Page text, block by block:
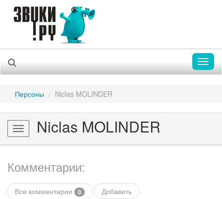
Персоны Niclas MOLINDER
Toggle
navigation
Niclas MOLINDER
Комментарии:
Все комментарии 0 Добавить